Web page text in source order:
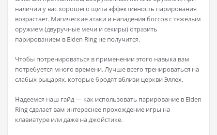
наличии у вас хорошего щита эффективность парирования
возрастает. Магические атаки и нападения боссов с тяжелым
оружием (двуручные мечи и секиры) отразить
парированием в Elden Ring не получится.
Чтобы потренироваться в применении этого навыка вам
потребуется много времени. Лучше всего тренироваться на
слабых рыцарях, которые бродят вблизи церкви Эллех.
Надеемся наш гайд — как использовать парирование в Elden
Ring сделает вам интереснее прохождение игры на
клавиатуре или даже на джойстике.